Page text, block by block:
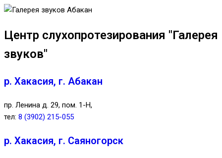
Центр слухопротезирования "Галерея
звуков"
р. Хакасия, г. Абакан
пр. Ленина д. 29, пом. 1-Н,
тел: 8 (3902) 215-055
р. Хакасия, г. Саяногорск